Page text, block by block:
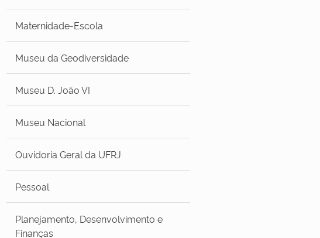
Maternidade-Escola
Museu da Geodiversidade
Museu D. João VI
Museu Nacional
Ouvidoria Geral da UFRJ
Pessoal
Planejamento, Desenvolvimento e
Finanças